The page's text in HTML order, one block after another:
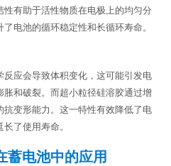
有助于活性物质在电极上的均匀分
电池的循环稳定性和长循环寿命。
应会导致体积变化，这可能引发电
和破裂。而超小粒径硅溶胶通过增
变形能力。这一特性有效降低了电
了使用寿命。
蓄电池中的应用